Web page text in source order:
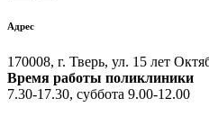
Адрес
170008, г. Тверь, ул. 15 лет
Время работы поликлиники
7.30-17.30, суббота 9.00-12.00